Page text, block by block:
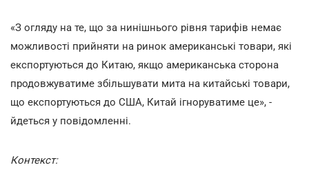
«З огляду на те, що за нинішнього рівня тарифів немає
можливості прийняти на ринок американські товари, які
експортуються до Китаю, якщо американська сторона
продовжуватиме збільшувати мита на китайські товари,
що експортуються до США, Китай ігноруватиме це», -
йдеться у повідомленні.
Контекст: